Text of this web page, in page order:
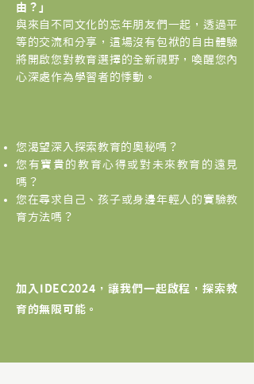
由？」
與來自不同文化的忘年朋友們一起，透過平
等的交流和分享，這場沒有包袱的自由體驗
將開啟您對教育選擇的全新視野，喚醒您內
心深處作為學習者的悸動。
您渴望深入探索教育的奧秘嗎？
您有寶貴的教育心得或對未來教育的遠見
嗎？
您在尋求自己、孩子或身邊年輕人的實驗教
育方法嗎？
加入IDEC2024，讓我們一起啟程，探索教
育的無限可能。